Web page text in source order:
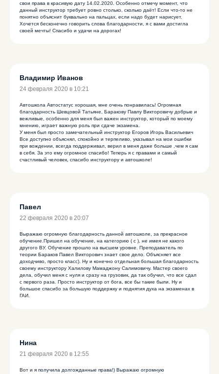
свои права в красивую дату 14.02.2020. Особенно отмечу момент, что
данный инструктор требует ровно столько, сколько даёт! Если что-то не
понятно объяснит буквально на пальцах, если надо будет нарисует.
Хочется бесконечно говорить слова благодарности, я с вами достигла
своей мечты! Спасибо и удачи на дорогах!
Владимир Иванов
24 февраля 2020 в 10:21
Автошкола Автостатус хорошая, мне очень понравилась! Огромная
благодарность Шевцовой Татьяне, Баракову Павлу Викторовичу добрые и
вежливые, особенно для меня был важен инструктор, который по моему
мнению, играет важную роль при сдаче экзамена.
У меня был просто замечательный инструктор Егоров Игорь Васильевич
Все доступно объяснял, спокойно и терпеливо, указывал на мои ошибки
при вождении, всегда поддерживал, верил в меня даже больше ,чем я сам
в себя. За это ему огромное спасибо! Теперь я с правами и самый
счастливый человек, спасибо инструктору и автошколе!
Павел
22 февраля 2020 в 20:07
Выражаю огромную благодарность данной автошколе, за прекрасное
обучение.Пришел на обучение, на категорию ( с ), не имея не какого
другого ВУ. Обучение прошло на высшем уровне. Преподаватель по
теории Бараков Павел Викторович знает свое дело. Объясняет все
доходчиво, просто класс). Ну и конечно отдельная большая благодарность
своему инструктору Халилову Мамаджону Салимовичу. Мастер своего
дела, обучил меня с нуля и сразу на грузовик, да так обучил, что все сдал
с первого раза. Просто инструктор от бога, все бы такие были. Ну и
большое спасибо за большую поддержку и поднятия духа на экзаменах в
ГАИ.
Нина
21 февраля 2020 в 12:55
Вот и я получила долгожданные права!) Выражаю огромную